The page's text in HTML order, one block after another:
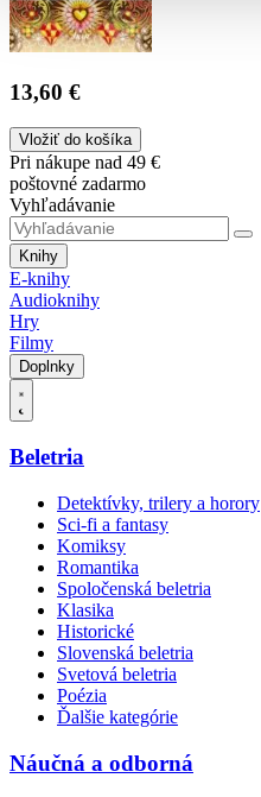
13,60 €
Vložiť do košíka
Pri nákupe nad 49 €
poštovné zadarmo
Vyhľadávanie
Knihy
E-knihy
Audioknihy
Hry
Filmy
Doplnky
Beletria
Detektívky, trilery a horory
Sci-fi a fantasy
Komiksy
Romantika
Spoločenská beletria
Klasika
Historické
Slovenská beletria
Svetová beletria
Poézia
Ďalšie kategórie
Náučná a odborná